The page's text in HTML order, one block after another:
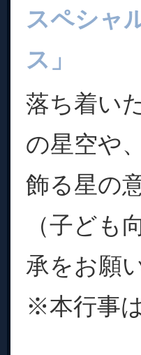
スペシャ
ス」
落ち着い
の星空や
飾る星の
（子ども
承をお願
※本行事